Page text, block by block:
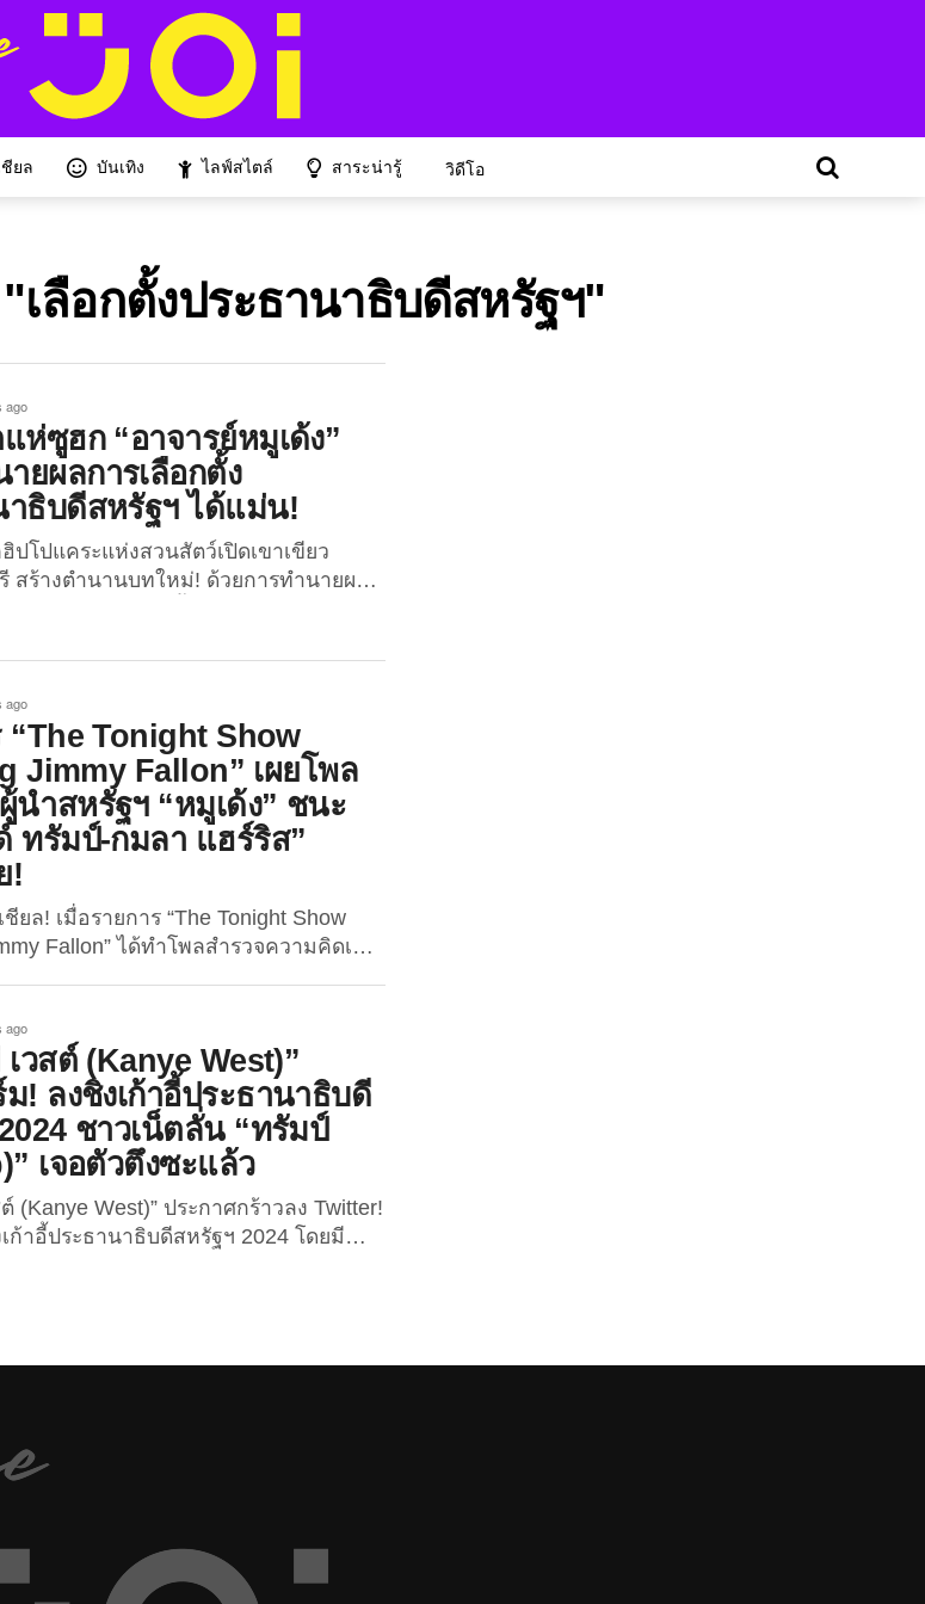
ชียล บันเทิง ไลฟ์สไตล์ สาระน่ารู้ วิดีโอ
ลือกตั้งประธานาธิบดีสหรัฐฯ"
ago
ห่ซูฮก “อาจารย์หมูเด้ง”
ยผลการเลือกตั้ง
าธิบดีสหรัฐฯ ได้แม่น!
ฮิปโปแคระแห่งสวนสัตว์เปิดเขาเขียว
สร้างตำนานบทใหม่! ด้วยการทำนายผล
ำนานบทใหม่อย่างต่อเนื่อง สำหรับ “หมู
ปแคระ อายุเกือบ 4 เดือน ตัวตึงแห่งสวน
ขียว จังหวัดชลบุรี ล่าสุดเจ้าดาราฮิปโปเด็ก
ดถึงของชาวเน็ตไทยและต่างประเทศกัน
มอีกครั้ง หลังซูเปอร์สตาร์สาวสี่ขาทำนาย
งประธานาธิบดีสหรัฐฯ ได้อย่างแม่นยำ
พย์! ซึ่งเหตุการณ์ดังกล่าวเกิดขึ้นเมื่อวัน
น...
ago
“The Tonight Show
Jimmy Fallon” เผยโพล
นำสหรัฐฯ “หมูเด้ง” ชนะ
ทรัมป์-กมลา แฮร์ริส”
!
ยล! เมื่อรายการ “The Tonight Show
Fallon” ได้ทำโพลสำรวจความคิดเห็น
อง “หมูเด้ง” ลูกฮิปโปแคระ อายุ 2 เดือน
สัตว์เปิดเขาเขียว จังหวัดชลบุรี มันเกินจะ
ริง ๆ เพราะล่าสุดคุณน้องเขาไปโผล่ในโพ
คิดเห็นชาวอเมริกันว่าอยากโหวตให้ใคร
าธิบดีสหรัฐฯ...
ago
เวสต์ (Kanye West)”
! ลงชิงเก้าอี้ประธานาธิบดี
ชาวเน็ตลั่น “ทรัมป์
เจอตัวตึงซะแล้ว
ต์ (Kanye West)” ประกาศกร้าวลง Twitter!
ก้าอี้ประธานาธิบดีสหรัฐฯ 2024 โดยมี